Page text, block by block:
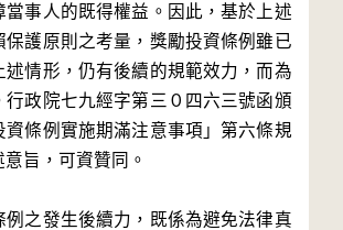
當事人的既得權益。因此，基於上述
保護原則之考量，獎勵投資條例雖已
述情形，仍有後續的規範效力，而為
行政院七九經字第三０四六三號函頒
資條例實施期滿注意事項」第六條規
旨，可資贊同。
例之發生後續力，既係為避免法律真